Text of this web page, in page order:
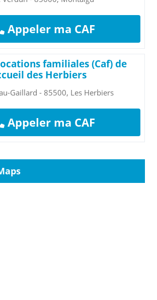
Appeler ma CAF
familiales (Caf) de
des Herbiers
Gaillard - 85500, Les Herbiers
Appeler ma CAF